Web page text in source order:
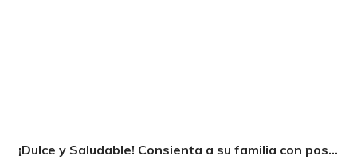
¡Dulce y Saludable! Consienta a su familia con postres deliciosos y sin culpas